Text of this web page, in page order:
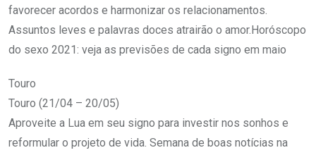
favorecer acordos e harmonizar os relacionamentos.
Assuntos leves e palavras doces atrairão o amor.Horóscopo
do sexo 2021: veja as previsões de cada signo em maio
Touro
Touro (21/04 – 20/05)
Aproveite a Lua em seu signo para investir nos sonhos e
reformular o projeto de vida. Semana de boas notícias na